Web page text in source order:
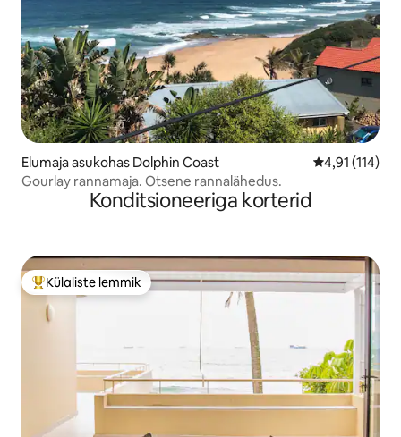
Elumaja asukohas Dolphin Coast Keskmine
4,91 (114)
Gourlay rannamaja. Otsene rannalähedus.
Konditsioneeriga korterid
Külaliste suur lemmik
Külaliste lemmik